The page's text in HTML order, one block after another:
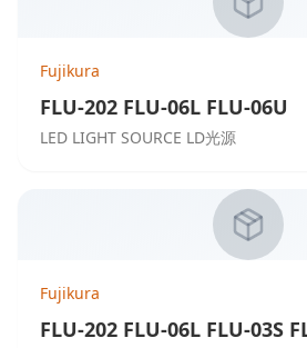
Fujikura
FLU-202 FLU-06L FLU-06U
LED LIGHT SOURCE LD光源
Fujikura
FLU-202 FLU-06L FLU-03S